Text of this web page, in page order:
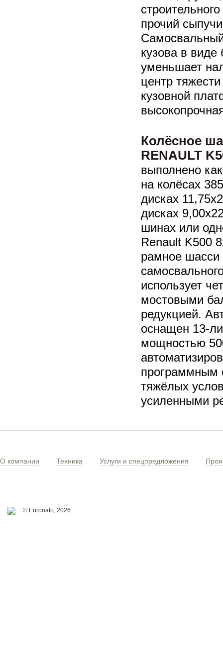
прочий
кузова в
уменьшает
центр
кузовной
Колёсное
RENAULT
выполнено
на колёсах
дисках
дисках
шинах или
Renault K500
рамное шасси
использует
мостовыми
редукцией.
оснащен 13-
мощностью
программным
тяжёлых
усиленными
О компании Техника Услуги и спецпредложения
© Euronato, 2026